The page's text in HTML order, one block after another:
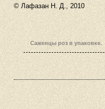
© Лафазан Н. Д., 2010
Саженцы роз в упаковке.